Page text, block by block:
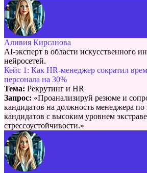
Аливия Кирсанова
AI-эксперт в области искусственного
нейросетей.
Кейс 1: Как HR-менеджер сократил
персонала на 30%
Тема: Рекрутинг и HR
Запрос: «Проанализируй резюме и
кандидатов на должность менеджера
кандидатов с высоким уровнем
стрессоустойчивости.»